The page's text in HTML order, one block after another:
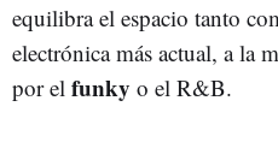
equilibra el espacio tanto
electrónica más actual, a la
por el funky o el R&B.